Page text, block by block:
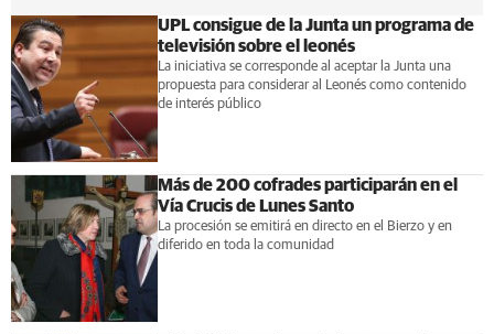
UPL consigue de la Junta un programa de
televisión sobre el leonés
La iniciativa se corresponde al aceptar la Junta una
propuesta para considerar al Leonés como contenido
de interés público
Más de 200 cofrades participarán en el
Vía Crucis de Lunes Santo
La procesión se emitirá en directo en el Bierzo y en
diferido en toda la comunidad